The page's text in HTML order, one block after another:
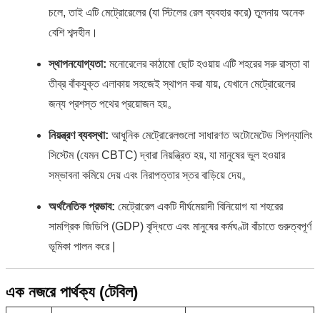
চলে, তাই এটি মেট্রোরেলের (যা স্টিলের রেল ব্যবহার করে) তুলনায় অনেক
বেশি শব্দহীন।
স্থাপনযোগ্যতা: মনোরেলের কাঠামো ছোট হওয়ায় এটি শহরের সরু রাস্তা বা
তীব্র বাঁকযুক্ত এলাকায় সহজেই স্থাপন করা যায়, যেখানে মেট্রোরেলের
জন্য প্রশস্ত পথের প্রয়োজন হয়。
নিয়ন্ত্রণ ব্যবস্থা: আধুনিক মেট্রোরেলগুলো সাধারণত অটোমেটেড সিগন্যালিং
সিস্টেম (যেমন CBTC) দ্বারা নিয়ন্ত্রিত হয়, যা মানুষের ভুল হওয়ার
সম্ভাবনা কমিয়ে দেয় এবং নিরাপত্তার স্তর বাড়িয়ে দেয়。
অর্থনৈতিক প্রভাব: মেট্রোরেল একটি দীর্ঘমেয়াদী বিনিয়োগ যা শহরের
সামগ্রিক জিডিপি (GDP) বৃদ্ধিতে এবং মানুষের কর্মঘণ্টা বাঁচাতে গুরুত্বপূর্ণ
ভূমিকা পালন করে |
এক নজরে পার্থক্য (টেবিল)